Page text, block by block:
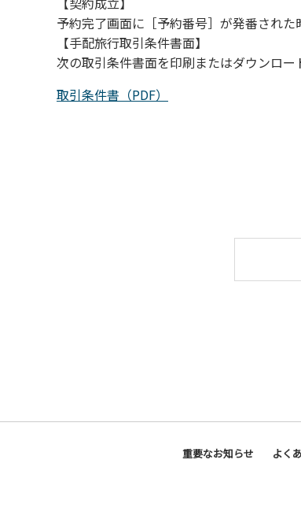
予約完了画面に［予約番号］が発番された
【手配旅行取引条件書面】
次の取引条件書面を印刷またはダウンロー
取引条件書（PDF）
重要なお知らせ よく